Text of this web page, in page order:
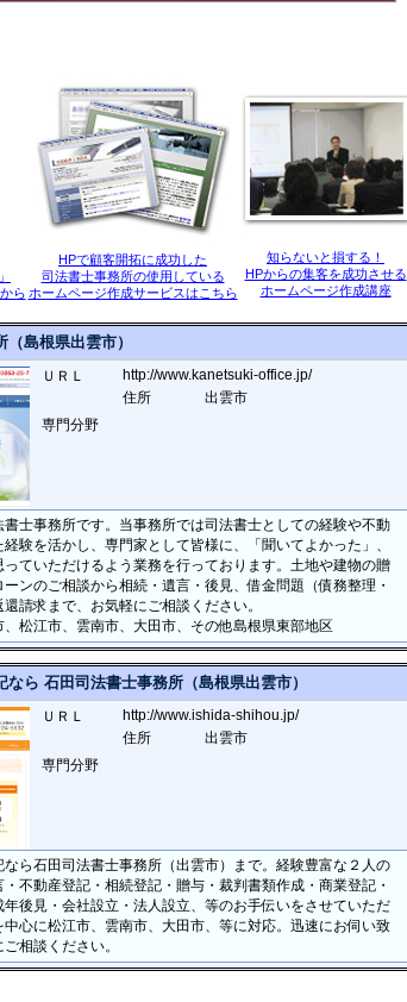
ら
HPで顧客開拓に成功した
司法書士事務所の使用している
ホームページ作成サービスはこちら
知らないと損する！
HPからの集客を成功させる
ホームページ作成講座
島根県出雲市）
ＵＲＬ
http://www.kanetsuki-office.jp/
住所
出雲市
専門分野
士事務所です。当事務所では司法書士としての経験や不動
験を活かし、専門家として皆様に、「聞いてよかった」、
っていただけるよう業務を行っております。土地や建物の贈
ンのご相談から相続・遺言・後見、借金問題（債務整理・
請求まで、お気軽にご相談ください。
、松江市、雲南市、大田市、その他島根県東部地区
ら 石田司法書士事務所（島根県出雲市）
ＵＲＬ
http://www.ishida-shihou.jp/
住所
出雲市
専門分野
ら石田司法書士事務所（出雲市）まで。経験豊富な２人の
不動産登記・相続登記・贈与・裁判書類作成・商業登記・
後見・会社設立・法人設立、等のお手伝いをさせていただ
心に松江市、雲南市、大田市、等に対応。迅速にお伺い致
相談ください。